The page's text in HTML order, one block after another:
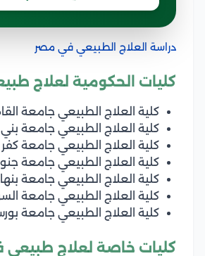
دراسة العلاج الطبيعي في مصر
كليات الحكومية لعلاج
كلية العلاج الطبيعي جامعة
كلية العلاج الطبيعي جامعة
كلية العلاج الطبيعي جامعة
كلية العلاج الطبيعي جامعة
كلية العلاج الطبيعي جامعة بنها
كلية العلاج الطبيعي جامعة
كلية العلاج الطبيعي جامعة
كليات خاصة لعلاج